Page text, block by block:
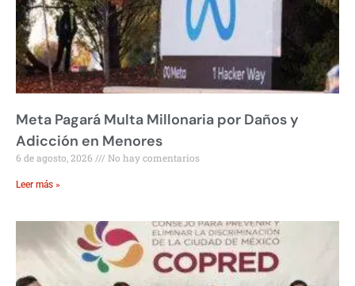
Meta Pagará Multa Millonaria por Daños y
Adicción en Menores
6 de agosto, 2026 No hay comentarios
Leer más »